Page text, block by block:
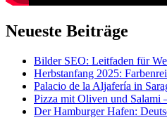
Neueste Beiträge
Bilder SEO: Leitfaden für
Herbstanfang 2025:
Palacio de la Aljafería in
Pizza mit Oliven und Salami
Der Hamburger Hafen: